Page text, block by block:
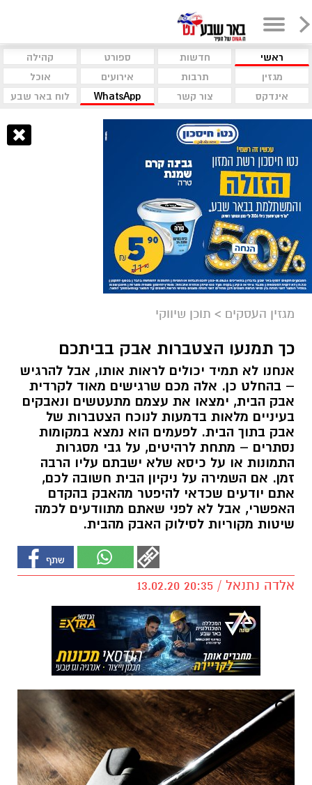
ראשי חדשות ספורט
קהילה
מגזין
תרבות אירועים
אוכל
אינדקס
צור קשר WhatsApp לוח באר שבע
מגזין העסקים > תוכן שיווקי
כך תמנעו הצטברות אבק בביתכם
אנחנו לא תמיד יכולים לראות אותו, אבל להרגיש
– בהחלט כן. אלה מכם שרגישים מאוד לקרדית
אבק הבית, ימצאו את עצמם מתעטשים ונאבקים
בעיניים מלאות בדמעות לנוכח הצטברות של
אבק בתוך הבית. לפעמים הוא נמצא במקומות
נסתרים – מתחת לרהיטים, על גבי מסגרות
התמונות או על כיסא שלא ישבתם עליו הרבה
זמן. אם השמירה על ניקיון הבית חשובה לכם,
אתם יודעים שכדאי להיפטר מהאבק בהקדם
האפשרי, אבל לא לפני שאתם מתוודעים לכמה
שיטות מקוריות לסילוק האבק מהבית.
אלדה נתנאל / 20:35 13.02.20